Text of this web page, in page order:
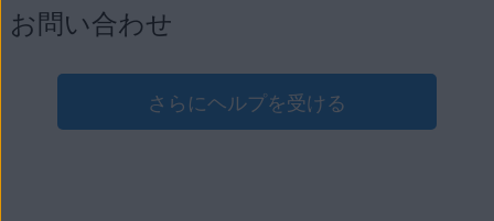
お問い合わせ
さらにヘルプを受ける